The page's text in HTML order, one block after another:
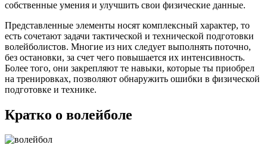
собственные умения и улучшить свои физические данные.
Представленные элементы носят комплексный характер, то
есть сочетают задачи тактической и технической подготовки
волейболистов. Многие из них следует выполнять поточно,
без остановки, за счет чего повышается их интенсивность.
Более того, они закрепляют те навыки, которые ты приобрел
на тренировках, позволяют обнаружить ошибки в физической
подготовке и технике.
Кратко о волейболе